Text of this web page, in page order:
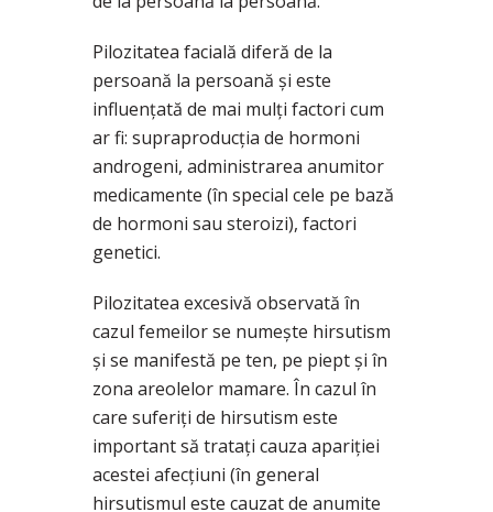
Pilozitatea facială diferă de la
persoană la persoană și este
influențată de mai mulți factori cum
ar fi: supraproducția de hormoni
androgeni, administrarea anumitor
medicamente (în special cele pe bază
de hormoni sau steroizi), factori
genetici.
Pilozitatea excesivă observată în
cazul femeilor se numește hirsutism
și se manifestă pe ten, pe piept și în
zona areolelor mamare. În cazul în
care suferiți de hirsutism este
important să tratați cauza apariției
acestei afecțiuni (în general
hirsutismul este cauzat de anumite